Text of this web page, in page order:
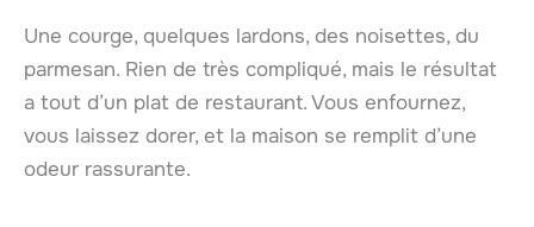
Une courge, quelques lardons, des noisettes, du
parmesan. Rien de très compliqué, mais le résultat
a tout d’un plat de restaurant. Vous enfournez,
vous laissez dorer, et la maison se remplit d’une
odeur rassurante.